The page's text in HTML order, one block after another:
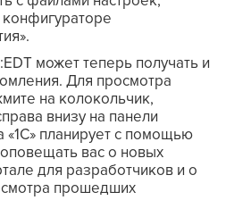
может теперь получать и
Для просмотра
на колокольчик,
внизу на панели
«1С» планирует с помощью
вас о новых
для разработчиков и о
прошедших